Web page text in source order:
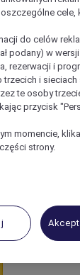
cele,
do celów
podany) w
rezerwacji i
i
te osoby
przycisk
momencie,
strony.